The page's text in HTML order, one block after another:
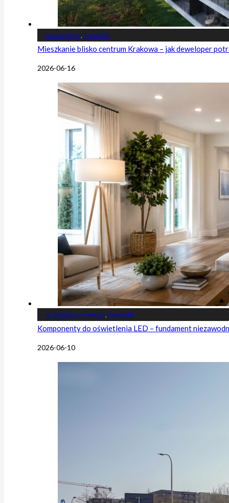
Deweloperzy, Poradniki
Mieszkanie blisko centrum Krakowa – jak deweloper
2026-06-16
Architektura i wnętrza Poradniki
Komponenty do oświetlenia LED – fundament
2026-06-10